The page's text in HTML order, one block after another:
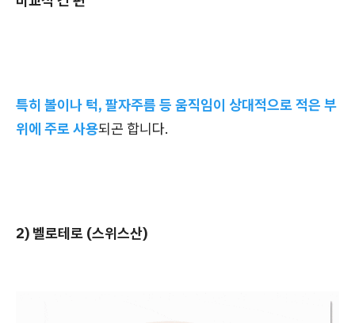
특히 볼이나 턱, 팔자주름 등 움직임이 상대적으로 적은 부
위에 주로 사용되곤 합니다.
2) 벨로테로 (스위스산)